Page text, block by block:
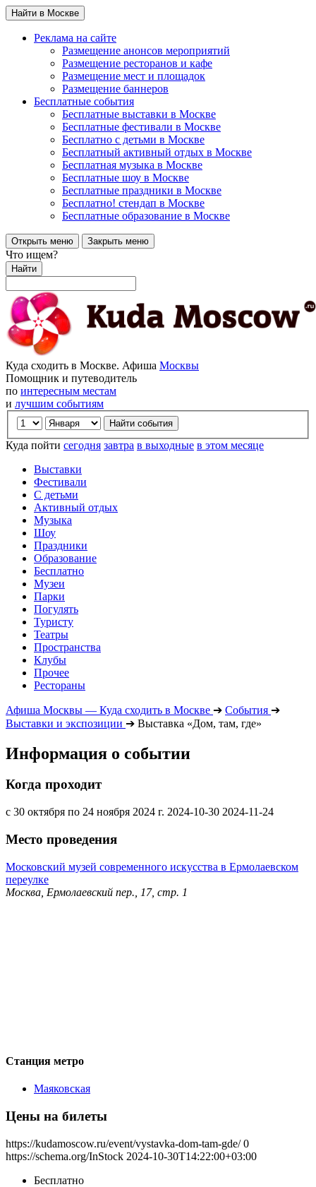
Найти в Москве
Реклама на сайте
Размещение анонсов мероприятий
Размещение ресторанов и кафе
Размещение мест и площадок
Размещение баннеров
Бесплатные события
Бесплатные выставки в Москве
Бесплатные фестивали в Москве
Бесплатно с детьми в Москве
Бесплатный активный отдых в Москве
Бесплатная музыка в Москве
Бесплатные шоу в Москве
Бесплатные праздники в Москве
Бесплатно! стендап в Москве
Бесплатные образование в Москве
Открыть меню Закрыть меню
Что ищем?
Найти
Куда сходить в Москве. Афиша Москвы
Помощник и путеводитель
по интересным местам
и лучшим событиям
Куда пойти сегодня завтра в выходные в этом месяце
Выставки
Фестивали
С детьми
Активный отдых
Музыка
Шоу
Праздники
Образование
Бесплатно
Музеи
Парки
Погулять
Туристу
Театры
Пространства
Клубы
Прочее
Рестораны
Афиша Москвы — Куда сходить в Москве ➔ События ➔
Выставки и экспозиции ➔ Выставка «Дом, там, где»
Информация о событии
Когда проходит
с 30 октября по 24 ноября 2024 г. 2024-10-30 2024-11-24
Место проведения
Московский музей современного искусства в Ермолаевском
переулке
Москва, Ермолаевский пер., 17, стр. 1
Станция метро
Маяковская
Цены на билеты
https://kudamoscow.ru/event/vystavka-dom-tam-gde/ 0
https://schema.org/InStock 2024-10-30T14:22:00+03:00
Бесплатно